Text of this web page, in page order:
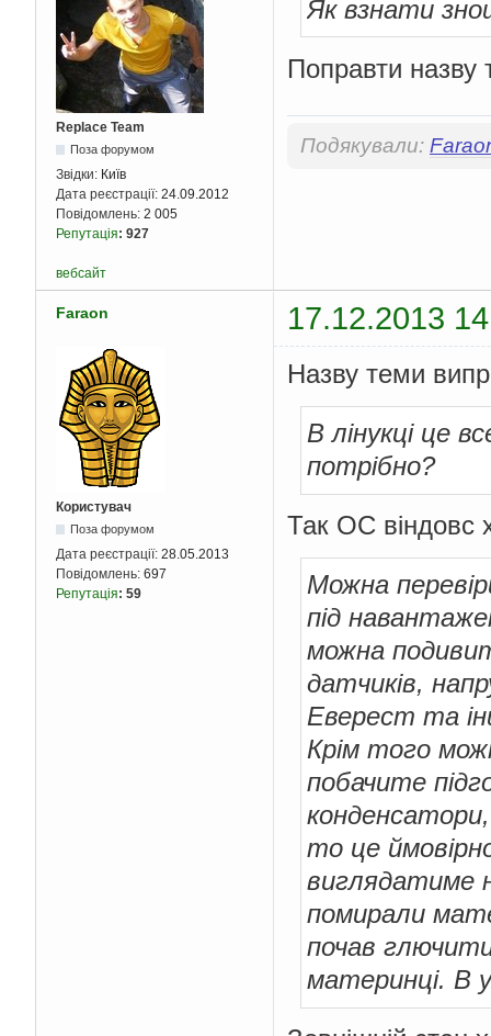
Replace Team
Поза форумом
Звідки: Київ
Дата реєстрації: 24.09.2012
Повідомлень: 2 005
Репутація: 927
Як взнати
Поправти назву
Подякували:
вебсайт
Faraon 17.12.2013
Користувач
Поза форумом
Дата реєстрації: 28.05.2013
Повідомлень: 697
Репутація: 59
Назву теми
В лінукці це
потрібно?
Так ОС віндовс
Можна
під
можна
датчиків,
Еверест та
Крім того
побачите
то це
виглядатиме
помирали
почав
материнці. В